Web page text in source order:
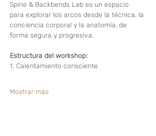
Spine & Backbends Lab es un espacio
para explorar los arcos desde la técnica, la
conciencia corporal y la anatomía, de
forma segura y progresiva.
Estructura del workshop:
1. Calentamiento consciente
Mostrar más